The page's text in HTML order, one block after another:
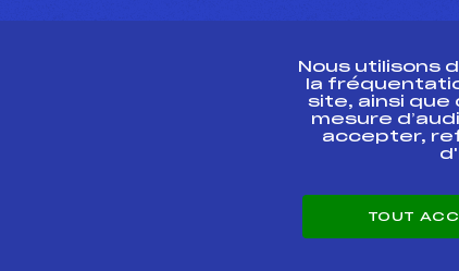
ESPACE PRESSE
Nous utilisons
la
site, ainsi
mesure
accepter,
TOUT